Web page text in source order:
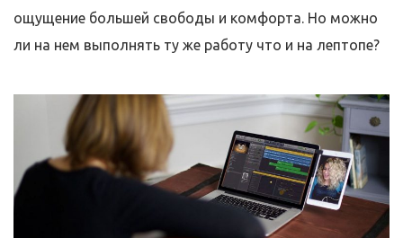
ощущение большей свободы и комфорта. Но можно
ли на нем выполнять ту же работу что и на лептопе?